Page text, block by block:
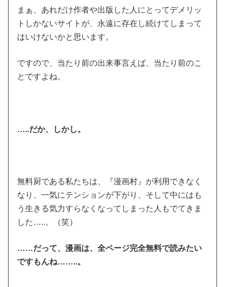
まぁ、あれだけ作者や出版した人にとってデメリッ
トしかないサイトが、永遠に存在し続けてしまって
はいけないかと思います。
ですので、当たり前の出来事言えば、当たり前のこ
とですよね。
…..だか、しかし。
無料厨である私たちは、『漫画村』が利用できなく
なり、一気にテンションが下がり、そして中にはも
う生きる気力すらなくなってしまった人もでてきま
した…..。（笑）
……だって、漫画は、全ページ完全無料で読みたい
ですもんね……..。